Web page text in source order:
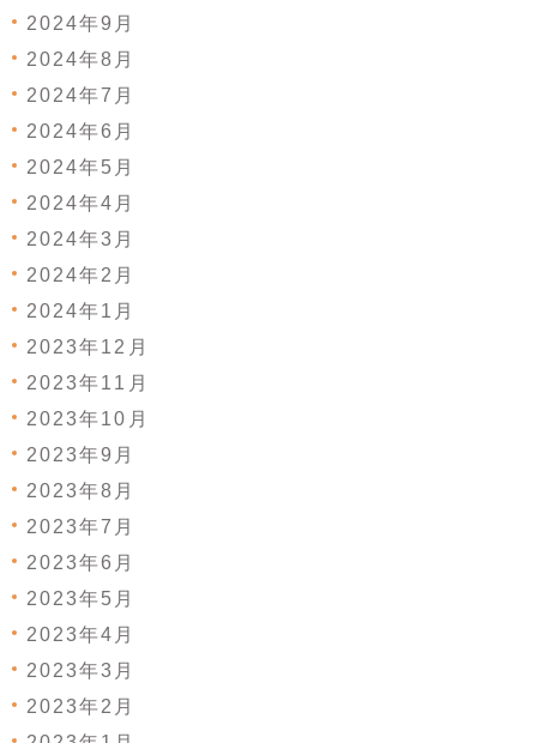
2024年9月
2024年8月
2024年7月
2024年6月
2024年5月
2024年4月
2024年3月
2024年2月
2024年1月
2023年12月
2023年11月
2023年10月
2023年9月
2023年8月
2023年7月
2023年6月
2023年5月
2023年4月
2023年3月
2023年2月